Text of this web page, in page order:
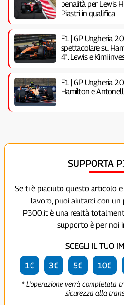
penalità per Lewis
Piastri in qualifica
F1 | GP Ungheria
spettacolare su
4°. Lewis e Kimi
F1 | GP Ungheria
Hamilton e
SUPPORTA
Se ti è piaciuto questo articolo
lavoro, puoi aiutarci con
P300.it è una realtà
supporto è per noi
SCEGLI IL TUO
1€ 3€ 5€ 10€
* L'operazione verrà completata
sicurezza alla